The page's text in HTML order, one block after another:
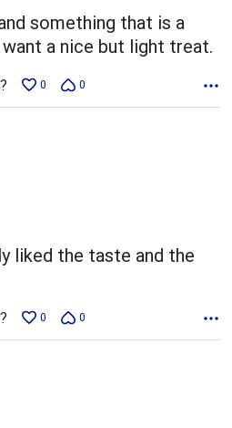
something that is a
a nice but light treat.
0 0
liked the taste and the
0 0